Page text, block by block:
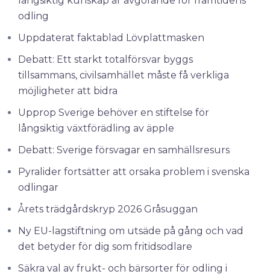
odling
Uppdaterat faktablad Lövplattmasken
Debatt: Ett starkt totalförsvar byggs
tillsammans, civilsamhället måste få verkliga
möjligheter att bidra
Upprop Sverige behöver en stiftelse för
långsiktig växtförädling av äpple
Debatt: Sverige försvagar en samhällsresurs
Pyralider fortsätter att orsaka problem i svenska
odlingar
Årets trädgårdskryp 2026 Gråsuggan
Ny EU-lagstiftning om utsäde på gång och vad
det betyder för dig som fritidsodlare
Säkra val av frukt- och bärsorter för odling i